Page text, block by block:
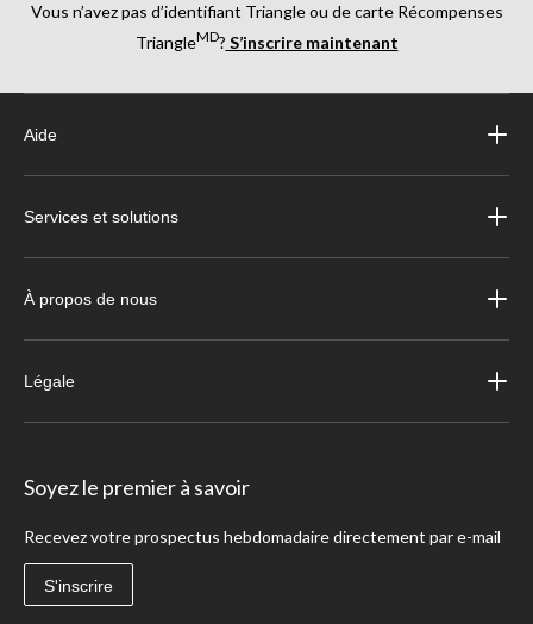
Vous n’avez pas d’identifiant Triangle ou de carte Récompenses
TriangleMD? S’inscrire maintenant
Aide
Services et solutions
À propos de nous
Légale
Soyez le premier à savoir
Recevez votre prospectus hebdomadaire directement par e-mail
S'inscrire